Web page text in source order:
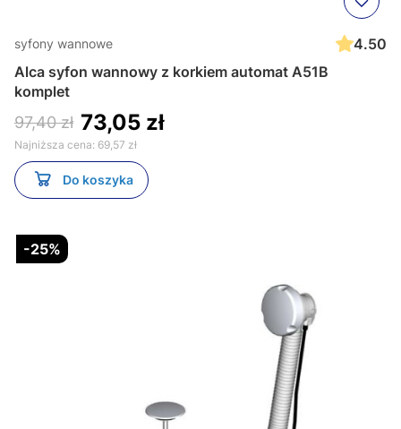
syfony wannowe
4.50
Alca syfon wannowy z korkiem automat A51B
komplet
97,40 zł 73,05 zł
Najniższa cena: 69,57 zł
Do koszyka
-25%